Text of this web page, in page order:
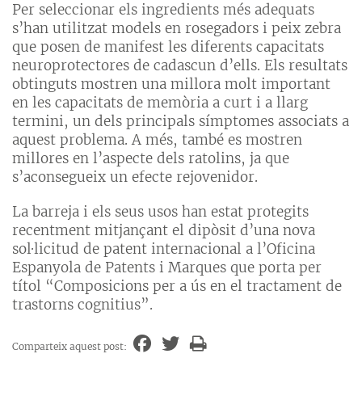
Per seleccionar els ingredients més adequats
s’han utilitzat models en rosegadors i peix zebra
que posen de manifest les diferents capacitats
neuroprotectores de cadascun d’ells. Els resultats
obtinguts mostren una millora molt important
en les capacitats de memòria a curt i a llarg
termini, un dels principals símptomes associats a
aquest problema. A més, també es mostren
millores en l’aspecte dels ratolins, ja que
s’aconsegueix un efecte rejovenidor.
La barreja i els seus usos han estat protegits
recentment mitjançant el dipòsit d’una nova
sol·licitud de patent internacional a l’Oficina
Espanyola de Patents i Marques que porta per
títol “Composicions per a ús en el tractament de
trastorns cognitius”.
Comparteix aquest post: